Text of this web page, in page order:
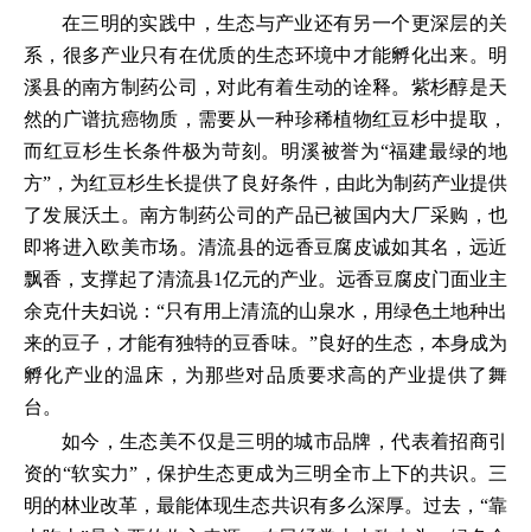
在三明的实践中，生态与产业还有另一个更深层的关
系，很多产业只有在优质的生态环境中才能孵化出来。明
溪县的南方制药公司，对此有着生动的诠释。紫杉醇是天
然的广谱抗癌物质，需要从一种珍稀植物红豆杉中提取，
而红豆杉生长条件极为苛刻。明溪被誉为“福建最绿的地
方”，为红豆杉生长提供了良好条件，由此为制药产业提供
了发展沃土。南方制药公司的产品已被国内大厂采购，也
即将进入欧美市场。清流县的远香豆腐皮诚如其名，远近
飘香，支撑起了清流县1亿元的产业。远香豆腐皮门面业主
余克什夫妇说：“只有用上清流的山泉水，用绿色土地种出
来的豆子，才能有独特的豆香味。”良好的生态，本身成为
孵化产业的温床，为那些对品质要求高的产业提供了舞
台。
如今，生态美不仅是三明的城市品牌，代表着招商引
资的“软实力”，保护生态更成为三明全市上下的共识。三
明的林业改革，最能体现生态共识有多么深厚。过去，“靠